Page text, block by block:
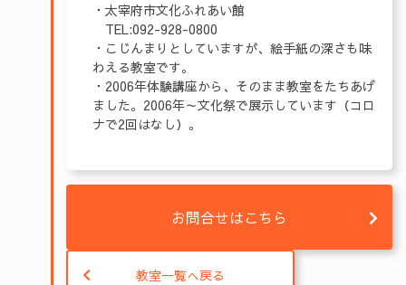
・太宰府市文化ふれあい館
TEL:092-928-0800
・こじんまりとしていますが、絵手紙の深さも味
わえる教室です。
・2006年体験講座から、そのまま教室をたちあげ
ました。2006年～文化祭で展示しています（コロ
ナで2回はなし）。
お問合せはこちら
教室一覧へ戻る